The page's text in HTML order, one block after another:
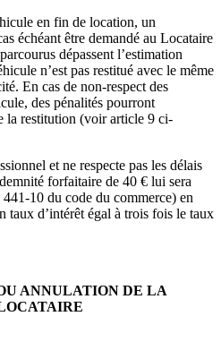
en fin de location, un
échéant être demandé au Locataire
dépassent l’estimation
n’est pas restitué avec le même
En cas de non-respect des
des pénalités pourront
la restitution (voir article 9 ci-
et ne respecte pas les délais
forfaitaire de 40 € lui sera
10 du code du commerce) en
taux d’intérêt égal à trois fois le taux
ANNULATION DE LA